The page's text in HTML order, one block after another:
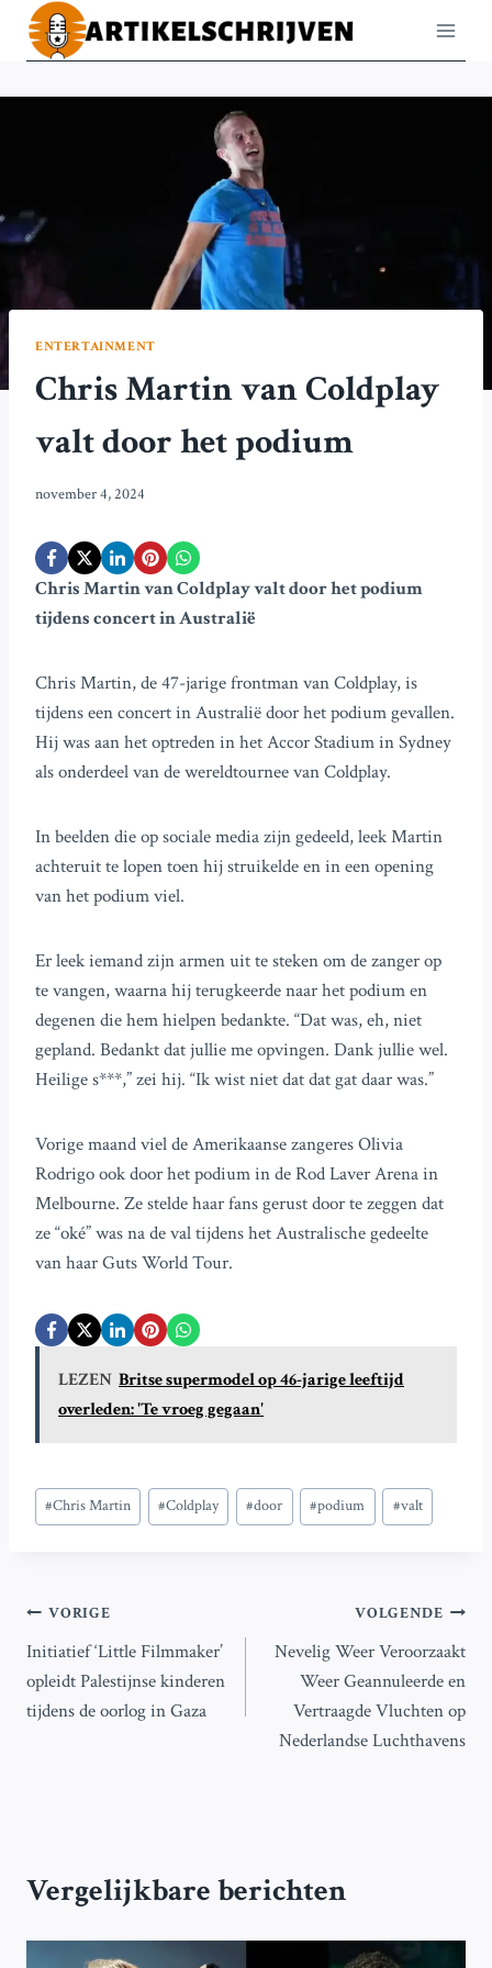
Doorgaan
naar
ENTERTAINMENT
Chris Martin van Coldplay
valt door het podium
november 4, 2024
Chris Martin van Coldplay valt door het podium
tijdens concert in Australië
Chris Martin, de 47-jarige frontman van Coldplay, is
tijdens een concert in Australië door het podium gevallen.
Hij was aan het optreden in het Accor Stadium in Sydney
als onderdeel van de wereldtournee van Coldplay.
In beelden die op sociale media zijn gedeeld, leek Martin
achteruit te lopen toen hij struikelde en in een opening
van het podium viel.
Er leek iemand zijn armen uit te steken om de zanger op
te vangen, waarna hij terugkeerde naar het podium en
degenen die hem hielpen bedankte. “Dat was, eh, niet
gepland. Bedankt dat jullie me opvingen. Dank jullie wel.
Heilige s***,” zei hij. “Ik wist niet dat dat gat daar was.”
Vorige maand viel de Amerikaanse zangeres Olivia
Rodrigo ook door het podium in de Rod Laver Arena in
Melbourne. Ze stelde haar fans gerust door te zeggen dat
ze “oké” was na de val tijdens het Australische gedeelte
van haar Guts World Tour.
LEZEN Britse supermodel op 46-jarige leeftijd
overleden: 'Te vroeg gegaan'
Bericht
tags:
#Chris Martin #Coldplay #door #podium #valt
Bericht
navigatie
VORIGE
Initiatief ‘Little Filmmaker’
opleidt Palestijnse kinderen
tijdens de oorlog in Gaza
VOLGENDE
Nevelig Weer Veroorzaakt
Weer Geannuleerde en
Vertraagde Vluchten op
Nederlandse Luchthavens
Vergelijkbare berichten